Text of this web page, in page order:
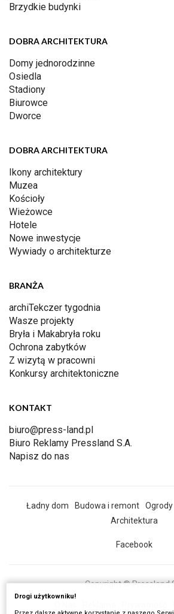
Brzydkie budynki
DOBRA ARCHITEKTURA
Domy jednorodzinne
Osiedla
Stadiony
Biurowce
Dworce
DOBRA ARCHITEKTURA
Ikony architektury
Muzea
Kościoły
Wieżowce
Hotele
Nowe inwestycje
Wywiady o architekturze
BRANŻA
archiTekczer tygodnia
Wasze projekty
Bryła i Makabryła roku
Ochrona zabytków
Z wizytą w pracowni
Konkursy architektoniczne
KONTAKT
biuro@press-land.pl
Biuro Reklamy Pressland S.A.
Napisz do nas
Ładny dom Budowa i remont Ogrody
Architektura
Facebook
Copyright © Pressland
Drogi użytkowniku!